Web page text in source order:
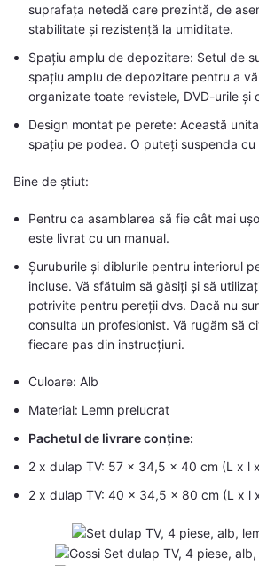
suprafața netedă care prezintă, de
stabilitate și rezistență la umiditate.
Spațiu amplu de depozitare: Setul de
spațiu amplu de depozitare pentru a
organizate toate revistele, DVD-urile și
Design montat pe perete: Această
spațiu pe podea. O puteți suspenda
Bine de știut:
Pentru ca asamblarea să fie cât mai
este livrat cu un manual.
Șuruburile și diblurile pentru interiorul
incluse. Vă sfătuim să găsiți și să
potrivite pentru pereții dvs. Dacă nu
consulta un profesionist. Vă rugăm să
fiecare pas din instrucțiuni.
Culoare: Alb
Material: Lemn prelucrat
Pachetul de livrare conține:
2 x dulap TV: 57 x 34,5 x 40 cm (L x l
2 x dulap TV: 40 x 34,5 x 80 cm (L x l